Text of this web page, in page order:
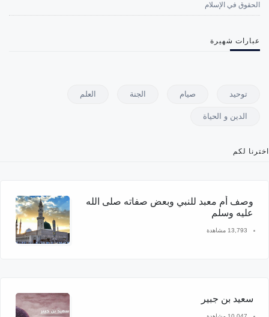
الحقوق في الإسلام
عبارات شهيرة
توحيد صيام الجنة العلم
الدين و الحياة
اخترنا لكم
وصف أم معبد للنبي وبعض صفاته صلى الله
عليه وسلم
13,793 مشاهدة
سعيد بن جبير